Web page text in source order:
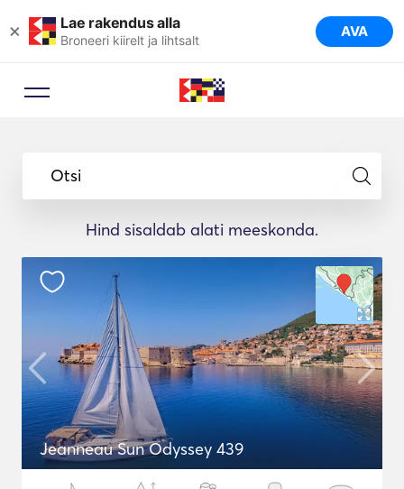
× Lae rakendus alla
Broneeri kiirelt ja lihtsalt AVA
Otsi
Hind sisaldab alati meeskonda.
Jeanneau Sun Odyssey 439